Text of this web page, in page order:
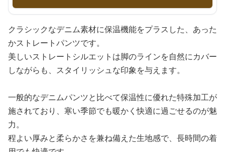
クラシックなデニム素材に保温機能をプラスした、あった
かストレートパンツです。
美しいストレートシルエットは脚のラインを自然にカバー
しながらも、スタイリッシュな印象を与えます。
一般的なデニムパンツと比べて保温性に優れた特殊加工が
施されており、寒い季節でも暖かく快適に過ごせるのが魅
力。
程よい厚みと柔らかさを兼ね備えた生地感で、長時間の着